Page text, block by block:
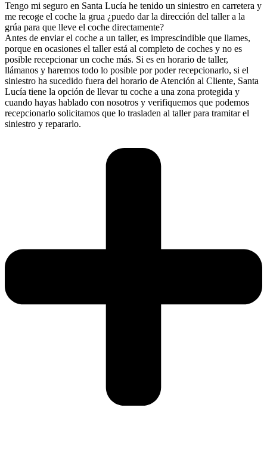
Tengo mi seguro en Santa Lucía he tenido un siniestro en carretera y
me recoge el coche la grua ¿puedo dar la dirección del taller a la
grúa para que lleve el coche directamente?
Antes de enviar el coche a un taller, es imprescindible que llames,
porque en ocasiones el taller está al completo de coches y no es
posible recepcionar un coche más. Si es en horario de taller,
llámanos y haremos todo lo posible por poder recepcionarlo, si el
siniestro ha sucedido fuera del horario de Atención al Cliente, Santa
Lucía tiene la opción de llevar tu coche a una zona protegida y
cuando hayas hablado con nosotros y verifiquemos que podemos
recepcionarlo solicitamos que lo trasladen al taller para tramitar el
siniestro y repararlo.